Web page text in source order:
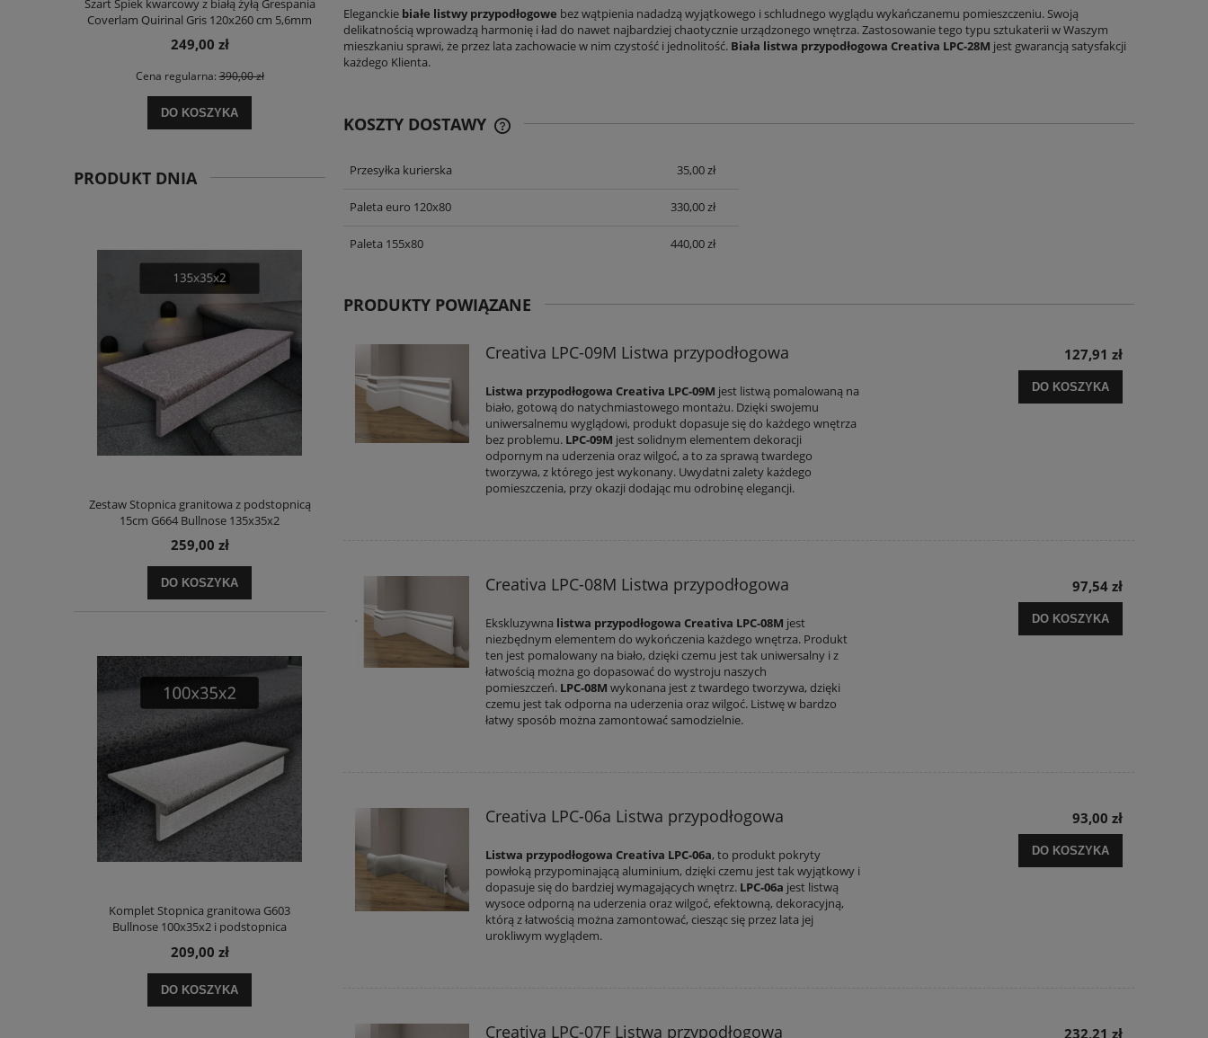
Szart Spiek kwarcowy z białą żyłą Grespania
Coverlam Quirinal Gris 120x260 cm 5,6mm
249,00 zł
Cena regularna:390,00 zł
DO KOSZYKA
Beige Mat 120×60 – Imitacja Marmuru Crema
Marfil
129,00 zł
cm
42,90 zł
100×100 cm 3,5 mm – rustykalna płyta
wielkoformatowa
199,00 zł
PRODUKT DNIA
Zestaw Stopnica granitowa z podstopnicą
15cm G664 Bullnose 135x35x2
259,00 zł
DO KOSZYKA
Komplet Stopnica granitowa G603
Bullnose 100x35x2 i podstopnica
209,00 zł
DO KOSZYKA
Eleganckie białe listwy przypodłogowe bez wątpienia nadadzą wyjątkowego i schludnego wyglądu wykańczanemu pomieszczeniu. Swoją
delikatnością wprowadzą harmonię i ład do nawet najbardziej chaotycznie urządzonego wnętrza. Zastosowanie tego typu sztukaterii w Waszym
mieszkaniu sprawi, że przez lata zachowacie w nim czystość i jednolitość. Biała listwa przypodłogowa Creativa LPC-28M jest gwarancją satysfakcji
każdego Klienta.
KOSZTY DOSTAWY
CENA NIE ZAWIERA EWENTUALNYCH
Przesyłka kurierska 35,00 zł
Paleta euro 120x80 330,00 zł
Paleta 155x80 440,00 zł
PRODUKTY POWIĄZANE
Creativa LPC-09M Listwa przypodłogowa
Listwa przypodłogowa Creativa LPC-09M jest listwą pomalowaną na
biało, gotową do natychmiastowego montażu. Dzięki swojemu
uniwersalnemu wyglądowi, produkt dopasuje się do każdego wnętrza
bez problemu. LPC-09M jest solidnym elementem dekoracji
odpornym na uderzenia oraz wilgoć, a to za sprawą twardego
tworzywa, z którego jest wykonany. Uwydatni zalety każdego
pomieszczenia, przy okazji dodając mu odrobinę elegancji.
127,91 zł
DO KOSZYKA
Creativa LPC-08M Listwa przypodłogowa
Ekskluzywna listwa przypodłogowa Creativa LPC-08M jest
niezbędnym elementem do wykończenia każdego wnętrza. Produkt
ten jest pomalowany na biało, dzięki czemu jest tak uniwersalny i z
łatwością można go dopasować do wystroju naszych
pomieszczeń. LPC-08M wykonana jest z twardego tworzywa, dzięki
czemu jest tak odporna na uderzenia oraz wilgoć. Listwę w bardzo
łatwy sposób można zamontować samodzielnie.
97,54 zł
DO KOSZYKA
Creativa LPC-06a Listwa przypodłogowa
Listwa przypodłogowa Creativa LPC-06a, to produkt pokryty
powłoką przypominającą aluminium, dzięki czemu jest tak wyjątkowy i
dopasuje się do bardziej wymagających wnętrz. LPC-06a jest listwą
wysoce odporną na uderzenia oraz wilgoć, efektowną, dekoracyjną,
którą z łatwością można zamontować, ciesząc się przez lata jej
urokliwym wyglądem.
93,00 zł
DO KOSZYKA
Creativa LPC-07F Listwa przypodłogowa 232,21 zł